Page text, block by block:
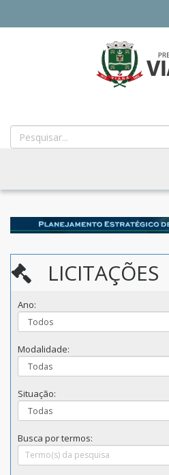
MUNICIPAL
DE
VIANA
ES
LICITAÇÕES
Ano:
Modalidade:
Situação:
Busca por termos: